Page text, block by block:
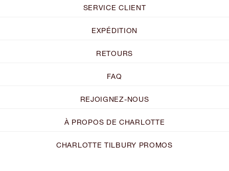
SERVICE CLIENT
EXPÉDITION
RETOURS
FAQ
REJOIGNEZ-NOUS
À PROPOS DE CHARLOTTE
CHARLOTTE TILBURY PROMOS